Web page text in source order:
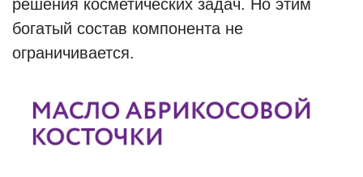
решения косметических задач. Но этим
богатый состав компонента не
ограничивается.